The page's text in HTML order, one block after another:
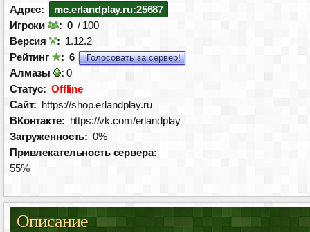
Адрес:
mc.erlandplay.ru:25687
Игроки
: 0 / 100
Версия
: 1.12.2
Рейтинг
: 6 Голосовать за сервер!
Алмазы : 0
Статус: Offline
Сайт: https://shop.erlandplay.ru
ВКонтакте: https://vk.com/erlandplay
Загруженность: 0%
Привлекательность сервера:
55%
Описание